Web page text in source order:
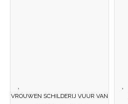
VROUWEN SCHILDERIJ VUUR VAN